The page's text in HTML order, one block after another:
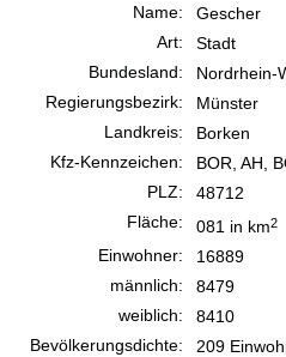
Name:
Gescher
Art:
Stadt
Bundesland:
Nordrhein-
Regierungsbezirk:
Münster
Landkreis:
Borken
Kfz-Kennzeichen:
BOR, AH,
PLZ:
48712
Fläche:
081 in km2
Einwohner:
16889
männlich:
8479
weiblich:
8410
Bevölkerungsdichte:
209